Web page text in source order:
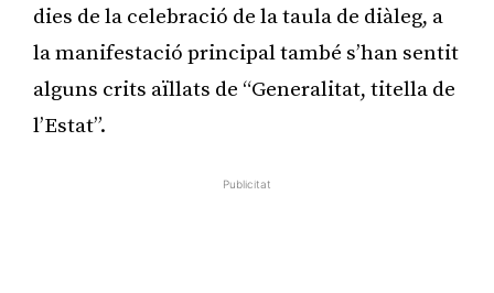
dies de la celebració de la taula de diàleg, a
la manifestació principal també s’han sentit
alguns crits aïllats de “Generalitat, titella de
l’Estat”.
Publicitat